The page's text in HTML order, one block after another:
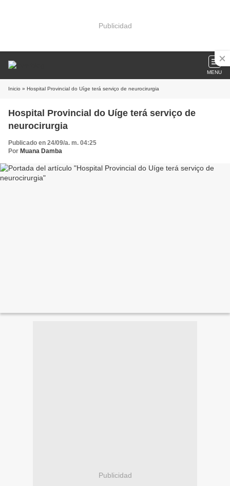
Publicidad
MENU
Inicio » Hospital Provincial do Uíge terá serviço de neurocirurgia
Hospital Provincial do Uíge terá serviço de
neurocirurgia
Publicado en 24/09/a. m. 04:25
Por Muana Damba
Publicidad